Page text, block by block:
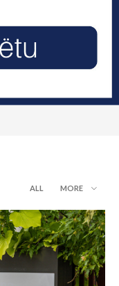
ALL MORE